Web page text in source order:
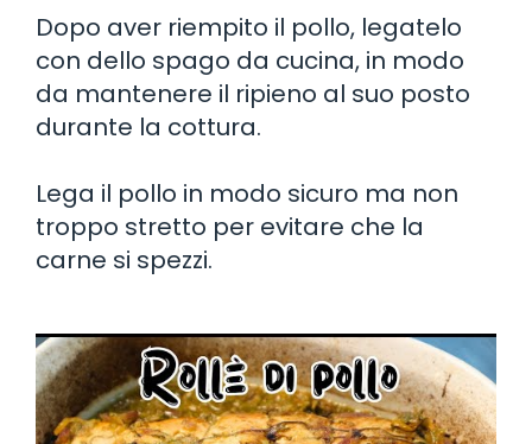
Dopo aver riempito il pollo, legatelo
con dello spago da cucina, in modo
da mantenere il ripieno al suo posto
durante la cottura.
Lega il pollo in modo sicuro ma non
troppo stretto per evitare che la
carne si spezzi.